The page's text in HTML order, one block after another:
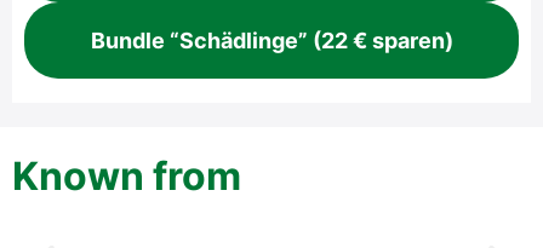
Bund­le “Schäd­lin­ge” (22 € spa­ren)
Known from